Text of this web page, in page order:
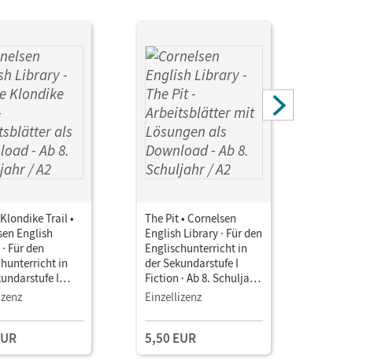
Trail •
English
Für den
in
I
Ab 8. Schuljahr
The Pit • Cornelsen
English Library · Für den
Englischunterricht in
der Sekundarstufe I
Fiction · Ab 8. Schuljahr
/ A2 • Arbeitsblätter mit
Einzellizenz
5,50 EUR